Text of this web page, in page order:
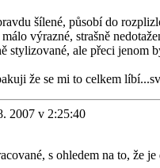
šílené, působí do
výrazné, strašně
stylizované, ale přeci jenom
že se mi to celkem
2007 v 2:25:40
s ohledem na to, že